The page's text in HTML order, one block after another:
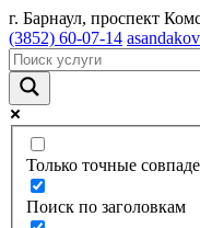
г. Барнаул, проспект
(3852) 60-07-14
Только точные
Поиск по заголовкам